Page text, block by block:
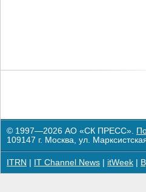
© 1997—2026 АО «СК ПРЕСС».
109147 г. Москва, ул.
ITRN IT Channel News itWeek